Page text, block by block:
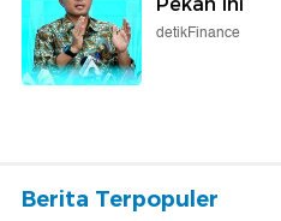
detikFinance
Berita Terpopuler